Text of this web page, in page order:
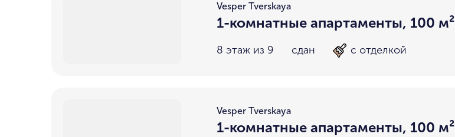
Vesper Tverskaya
1-комнатные апартаменты, 100 м²
8 этаж из 9 сдан с отделкой
Vesper Tverskaya
1-комнатные апартаменты, 100 м²